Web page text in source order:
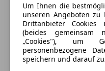
Um Ihnen die
unseren Angeboten
Drittanbieter Cookies
(beides gemeinsam
„Cookies"), um
personenbezogene
speichern und darauf